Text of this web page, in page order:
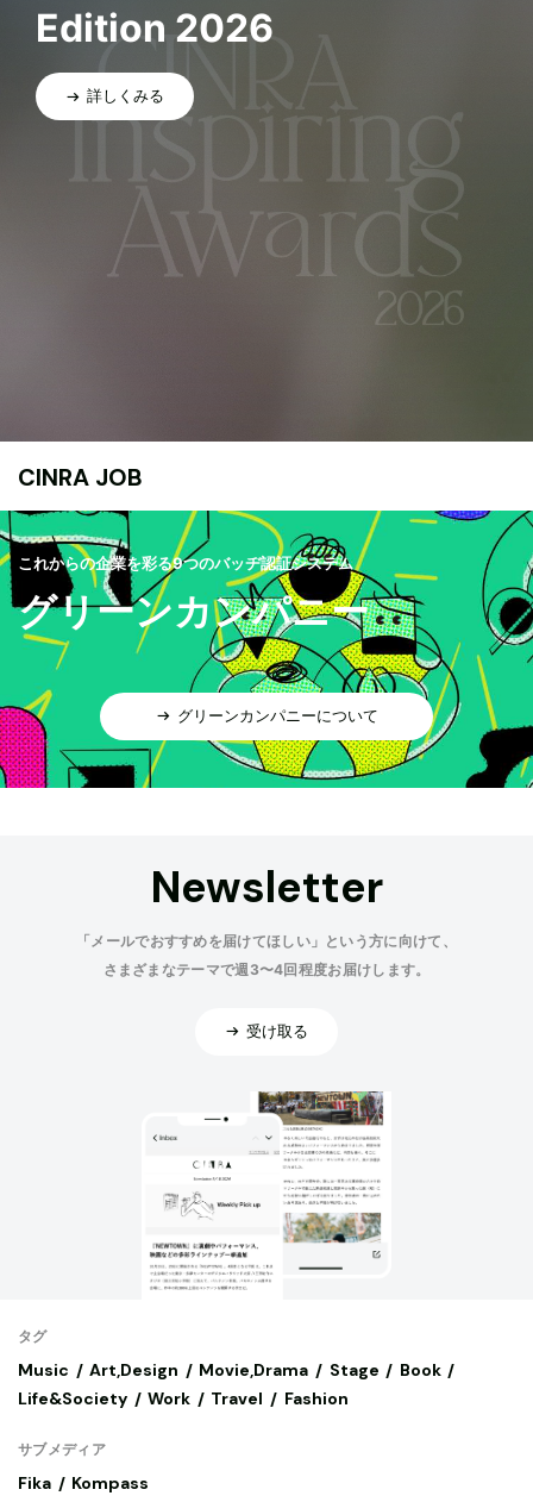
Edition 2026
詳しくみる
CINRA JOB
これからの企業を彩る9つのバッヂ認証システム
グリーンカンパニー
グリーンカンパニーについて
Newsletter
「メールでおすすめを届けてほしい」という方に向けて、
さまざまなテーマで週3〜4回程度お届けします。
受け取る
タグ
Music Art,Design Movie,Drama Stage
Book
Life&Society
Work Travel Fashion
サブメディア
Fika Kompass